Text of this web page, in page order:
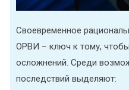
Своевременное
ОРВИ – ключ к тому,
осложнений. Среди
последствий выделяют: